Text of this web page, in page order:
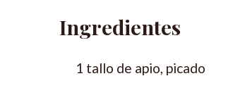
Ingredientes
1 tallo de apio, picado